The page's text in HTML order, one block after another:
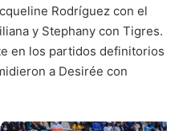
Rodríguez con el
y Stephany con Tigres.
en los partidos definitorios
a Desirée con